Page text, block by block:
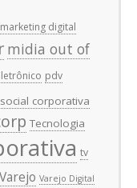
marketing digital
midia out of
pdv
corporativa
Tecnologia
tv
Varejo Varejo Digital